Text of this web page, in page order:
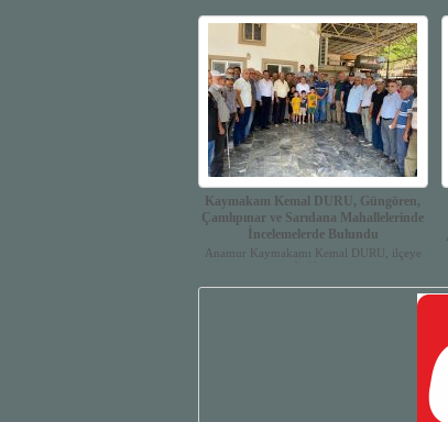
Kaymakam Kemal DURU, Güngören,
Çamlıpınar ve Sarıdana Mahallelerinde
İncelemelerde Bulundu
Anamur Kaymakamı Kemal DURU, ilçeye
bağlı...